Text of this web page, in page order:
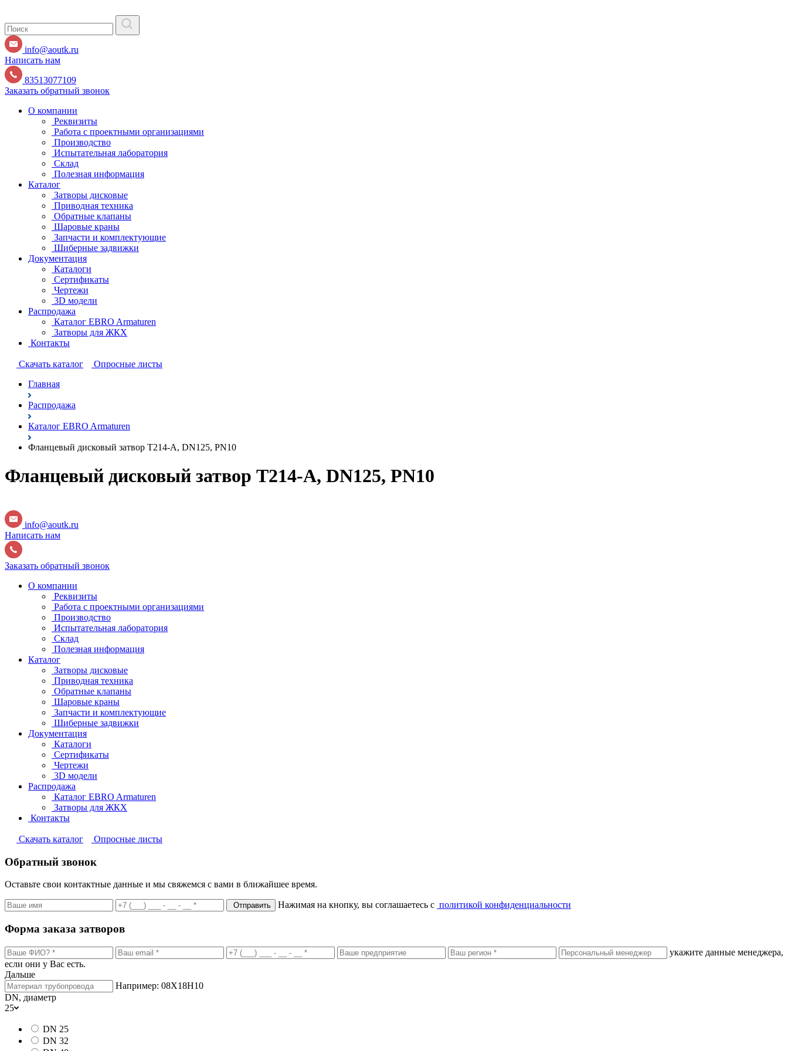
info@aoutk.ru
Написать нам
83513077109
Заказать обратный звонок
О компании
Реквизиты
Работа с проектными организациями
Производство
Испытательная лаборатория
Склад
Полезная информация
Каталог
Затворы дисковые
Приводная техника
Обратные клапаны
Шаровые краны
Запчасти и комплектующие
Шиберные задвижки
Документация
Каталоги
Сертификаты
Чертежи
3D модели
Распродажа
Каталог EBRO Armaturen
Затворы для ЖКХ
Контакты
Cкачать каталог
Опросные листы
Главная
Распродажа
Каталог EBRO Armaturen
Фланцевый дисковый затвор T214-A, DN125, PN10
Фланцевый дисковый затвор T214-A, DN125, PN10
info@aoutk.ru
Написать нам
Заказать обратный звонок
О компании
Реквизиты
Работа с проектными организациями
Производство
Испытательная лаборатория
Склад
Полезная информация
Каталог
Затворы дисковые
Приводная техника
Обратные клапаны
Шаровые краны
Запчасти и комплектующие
Шиберные задвижки
Документация
Каталоги
Сертификаты
Чертежи
3D модели
Распродажа
Каталог EBRO Armaturen
Затворы для ЖКХ
Контакты
Cкачать каталог Опросные листы
Обратный звонок
Оставьте свои контактные данные и мы свяжемся с вами в ближайшее время.
Отправить Нажимая на кнопку, вы соглашаетесь с политикой конфиденциальности
Форма заказа затворов
укажите данные менеджера,
если они у Вас есть.
Дальше
Например: 08Х18Н10
DN, диаметр
25
DN 25
DN 32